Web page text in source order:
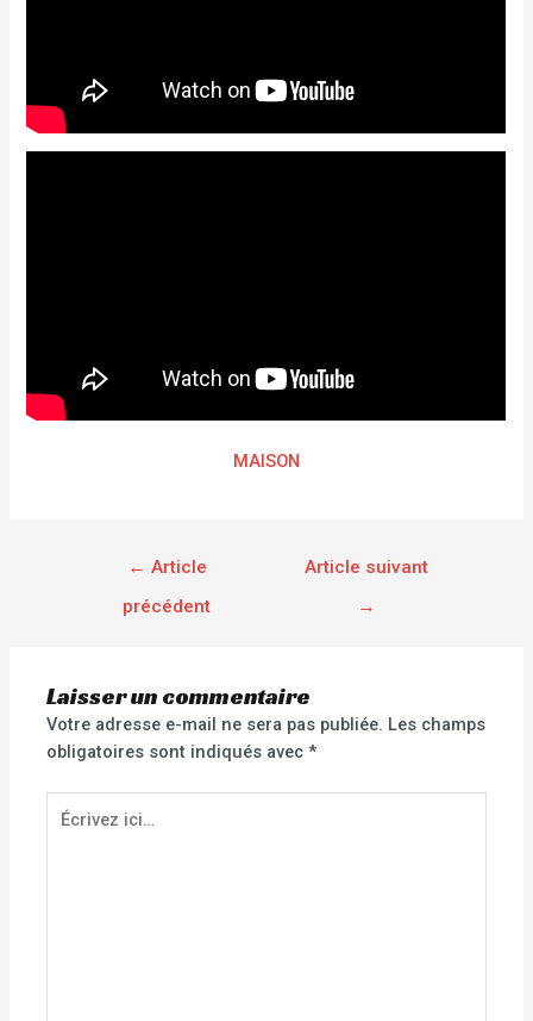
MAISON
← Article
précédent
Article suivant
→
Laisser un commentaire
Votre adresse e-mail ne sera pas publiée. Les champs
obligatoires sont indiqués avec*
Écrivez
ici…